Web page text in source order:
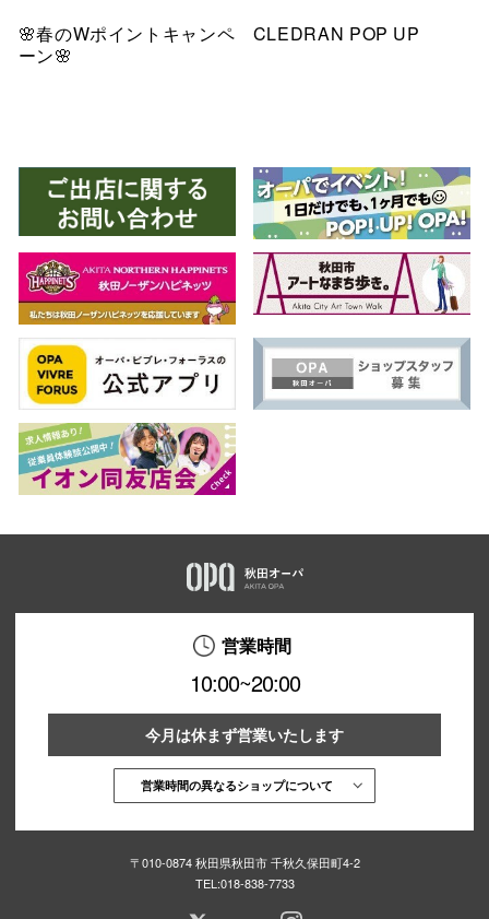
🌸春のWポイントキャンペ
ーン🌸
CLEDRAN POP UP
営業時間
10:00~20:00
今月は休まず営業いたします
営業時間の異なるショップについて
〒010-0874 秋田県秋田市 千秋久保田町4-2
TEL:018-838-7733